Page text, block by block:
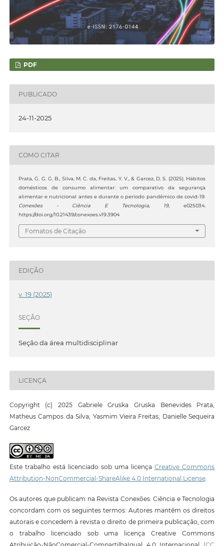
PDF
PUBLICADO
24-11-2025
COMO CITAR
Prata, G. G. G. B., Silva, M. C. da, Freitas, Y. V., & Garcez, D. S. (2025). Hábitos
domésticos de consumo alimentar: um comparativo da segurança
alimentar e nutricional antes e durante o período pandêmico de covid-19.
Conexões - Ciência E Tecnologia, 19, e025034.
https://doi.org/10.21439/conexoes.v19.3904
Fomatos de Citação
EDIÇÃO
v. 19 (2025)
SEÇÃO
Seção da área multidisciplinar
LICENÇA
Copyright (c) 2025 Gabriele Gruska Gruska Benevides Prata,
Matheus Campos da Silva; Yasmim Vieira Freitas; Danielle Sequeira
Garcez
Este trabalho está licenciado sob uma licençaCreative Commons
Attribution-NonCommercial-ShareAlike 4.0 International License.
Os autores que publicam na Revista Conexões: Ciência e Tecnologia
concordam com os seguintes termos: Autores mantêm os direitos
autorais e concedem à revista o direito de primeira publicação, com
o trabalho licenciado sob uma licença Creative Commons